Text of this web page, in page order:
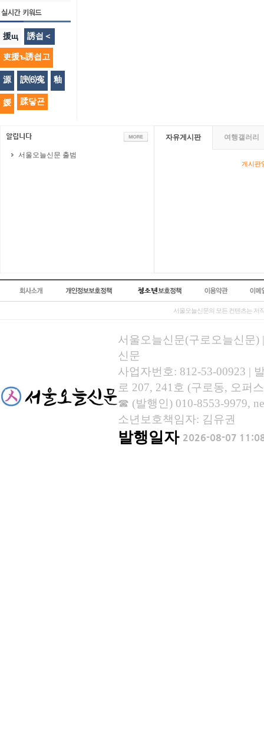
援щ 誘쇱＜
吏援ъ誘쇱고
源 諛⑹寃 釉
媛 蹂닿굔
서울오늘신문 출범
자유게시판 여행갤러리
게시판
서울오늘신문의 모든 컨텐츠는 저
서울오늘신문(구로오늘신문)
신문
사업자번호: 812-53-00923 |
로 207, 241호 (구로동, 오퍼
☎ (발행인) 010-8553-9979,
소년보호책임자: 김유권
발행일자